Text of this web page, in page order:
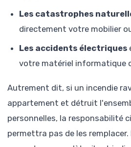
Les catastrophes
directement votre mobilier
Les accidents électriques
votre matériel informatique
Autrement dit, si un incendie
appartement et détruit
personnelles, la responsabilité
permettra pas de les